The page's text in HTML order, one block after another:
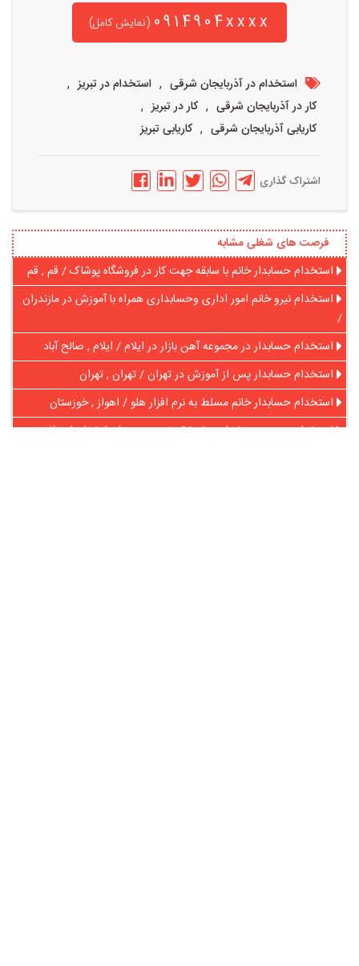
0914904xxxx (نمایش کامل)
استخدام در آذربایجان شرقی , استخدام در تبریز ,
کار در آذربایجان شرقی , کار در تبریز ,
کاریابی آذربایجان شرقی , کاریابی تبریز
اشتراک گذاری
فرصت های شغلی مشابه
استخدام حسابدار خانم با سابقه جهت کار در فروشگاه پوشاک / قم , قم
استخدام نیرو خانم امور اداری وحسابداری همراه با آموزش در مازندران
/
استخدام حسابدار در مجموعه آهن بازار در ایلام / ایلام , صالح آباد
استخدام حسابدار پس از آموزش در تهران / تهران , تهران
استخدام حسابدار خانم مسلط به نرم افزار هلو / اهواز , خوزستان
استخدام مدرس حسابداری با سابقه تدریس در شیراز / شیراز , فارس